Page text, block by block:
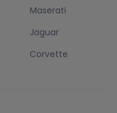
Maserati
Jaguar
Corvette